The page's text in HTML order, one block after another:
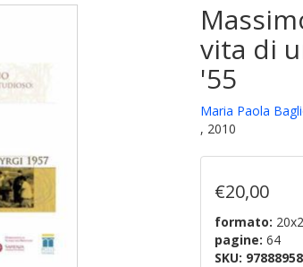
vita di
'55
Maria Paola
, 2010
€20,00
formato:
pagine: 64
SKU: